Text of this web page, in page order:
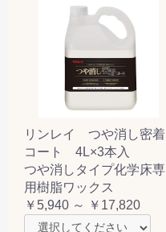
リンレイ つや消し密着
コート 4L×3本入
つや消しタイプ化学床専
用樹脂ワックス
￥5,940 ～ ￥17,820